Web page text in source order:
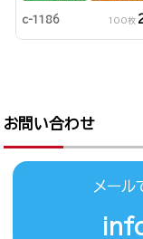
c-1186 100枚
お問い合わせ
メール